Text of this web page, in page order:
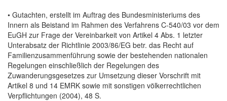
• Gutachten, erstellt im Auftrag des Bundesministeriums des
Innern als Beistand im Rahmen des Verfahrens C-540/03 vor dem
EuGH zur Frage der Vereinbarkeit von Artikel 4 Abs. 1 letzter
Unterabsatz der Richtlinie 2003/86/EG betr. das Recht auf
Familienzusammenführung sowie der bestehenden nationalen
Regelungen einschließlich der Regelungen des
Zuwanderungsgesetzes zur Umsetzung dieser Vorschrift mit
Artikel 8 und 14 EMRK sowie mit sonstigen völkerrechtlichen
Verpflichtungen (2004), 48 S.